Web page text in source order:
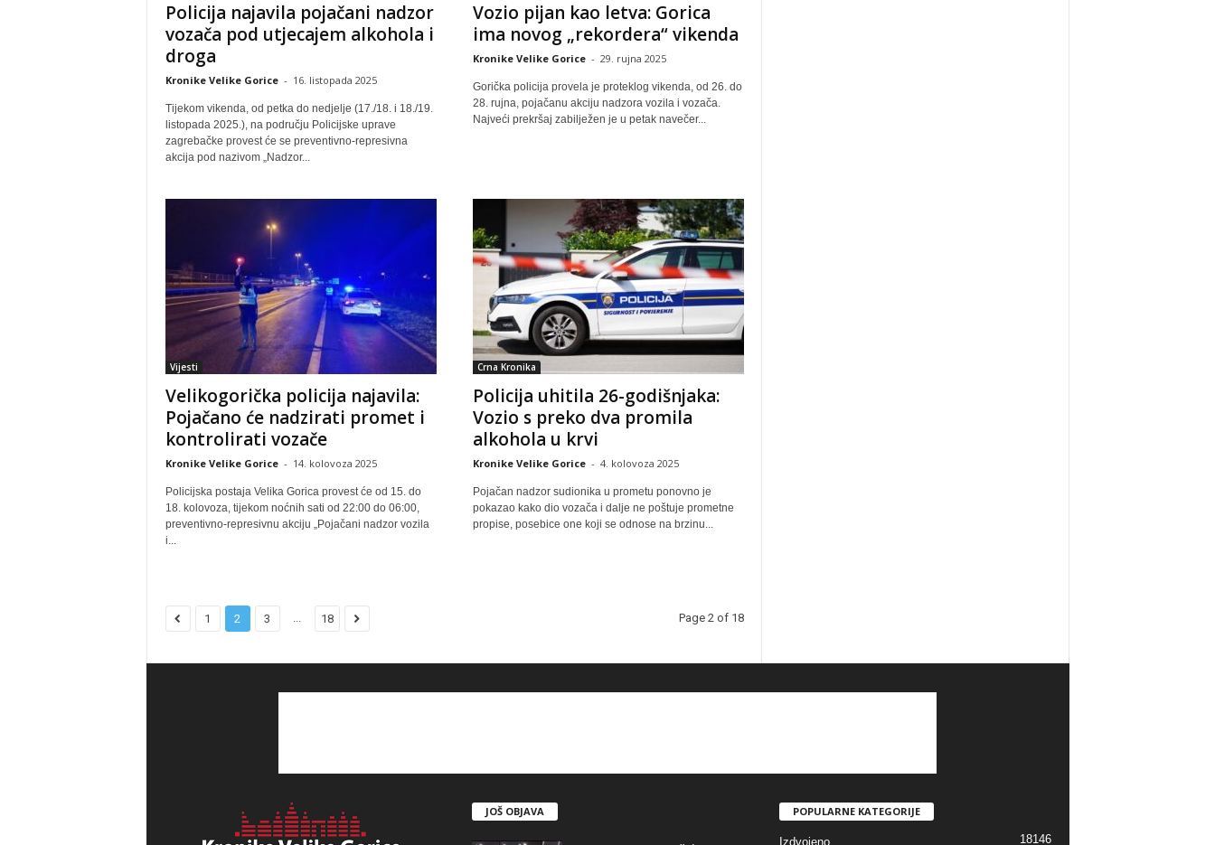
Policija najavila pojačani nadzor
vozača pod utjecajem alkohola i
droga
Kronike Velike Gorice - 16. listopada 2025
Tijekom vikenda, od petka do nedjelje (17./18. i 18./19.
listopada 2025.), na području Policijske uprave
zagrebačke provest će se preventivno-represivna
akcija pod nazivom „Nadzor...
Vozio pijan kao letva: Gorica
ima novog „rekordera“ vikenda
Kronike Velike Gorice - 29. rujna 2025
Gorička policija provela je proteklog vikenda, od 26. do
28. rujna, pojačanu akciju nadzora vozila i vozača.
Najveći prekršaj zabilježen je u petak navečer...
Vijesti
Velikogorička policija najavila:
Pojačano će nadzirati promet i
kontrolirati vozače
Kronike Velike Gorice - 14. kolovoza 2025
Policijska postaja Velika Gorica provest će od 15. do
18. kolovoza, tijekom noćnih sati od 22:00 do 06:00,
preventivno-represivnu akciju „Pojačani nadzor vozila
i...
Crna Kronika
Policija uhitila 26-godišnjaka:
Vozio s preko dva promila
alkohola u krvi
Kronike Velike Gorice - 4. kolovoza 2025
Pojačan nadzor sudionika u prometu ponovno je
pokazao kako dio vozača i dalje ne poštuje prometne
propise, posebice one koji se odnose na brzinu...
1 2 3 ... 18 Page 2 of 18
JOŠ OBJAVA POPULARNE KATEGORIJE
Izdvojeno 18146